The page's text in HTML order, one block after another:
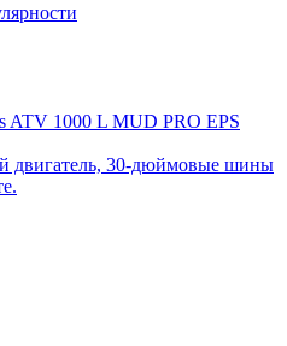
ATV 1000 L MUD PRO EPS
двигатель, 30-дюймовые шины